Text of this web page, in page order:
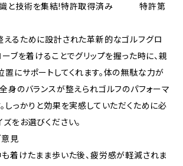
識と技術を集結!特許取得済み 特許第
えるために設計された革新的なゴルフグロ
ブを着けることでグリップを握った時に、親
にサポートしてくれます。体の無駄な力が
身のバランスが整えられゴルフのパフォーマ
しっかりと効果を実感していただくために必
をお選びください。
意見
も着けたまま歩いた後、疲労感が軽減されま